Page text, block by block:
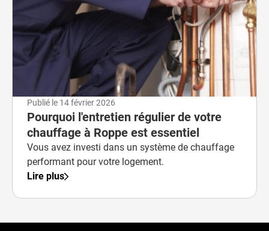
Publié le 14 février 2026
Pourquoi l'entretien régulier de votre
chauffage à Roppe est essentiel
Vous avez investi dans un système de chauffage
performant pour votre logement.
Lire plus